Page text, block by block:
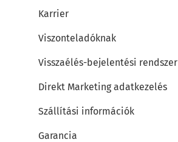
Karrier
Viszonteladóknak
Visszaélés-bejelentési rendszer
Direkt Marketing adatkezelés
Szállítási információk
Garancia